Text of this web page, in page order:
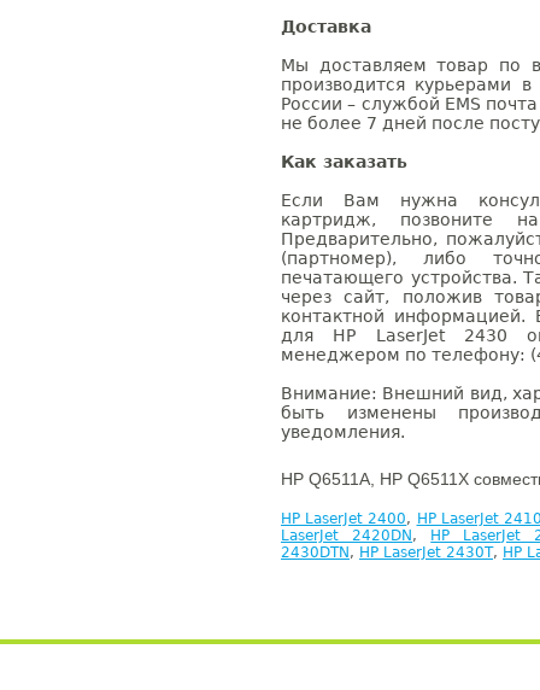
Доставка
Мы доставляем товар по
производится курьерами
России – службой EMS
не более 7 дней после
Как заказать
Если Вам нужна
картридж, позвоните
Предварительно,
(партномер), либо
печатающего устройства.
через сайт, положив
контактной информацией.
для HP LaserJet 2430
менеджером по телефону:
Внимание: Внешний вид,
быть изменены
уведомления.
HP Q6511A, HP Q6511X
HP LaserJet 2400, HP LaserJet
LaserJet 2420DN ,
HP LaserJet
2430DTN , HP LaserJet 2430T, HP